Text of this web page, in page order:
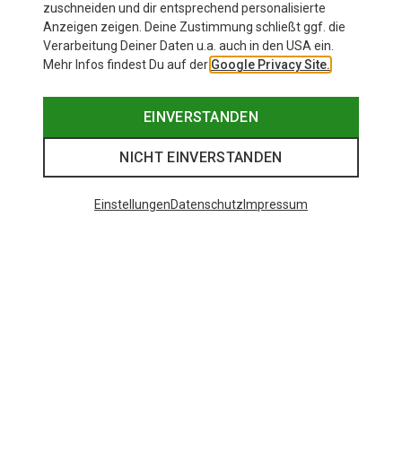
zuschneiden und dir entsprechend personalisierte
Anzeigen zeigen. Deine Zustimmung schließt ggf. die
Verarbeitung Deiner Daten u.a. auch in den USA ein.
Mehr Infos findest Du auf der Google Privacy Site.
EINVERSTANDEN
NICHT EINVERSTANDEN
EinstellungenDatenschutz Impressum